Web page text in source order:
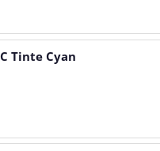
Tinte Cyan